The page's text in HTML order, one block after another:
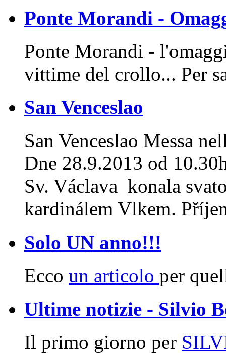
Ponte Morandi -
Ponte Morandi -
vittime del crollo... Per
San Venceslao
San Venceslao Messa
Dne 28.9.2013 od
Sv. Václava konala
kardinálem Vlkem.
Solo UN anno!!!
Ecco un articolo per
Ultime notizie - Silvio
Il primo giorno per